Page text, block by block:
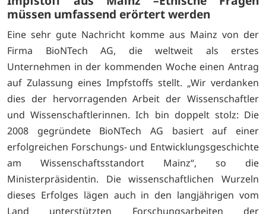
müssen umfassend erörtert werden
Eine sehr gute Nachricht komme aus Mainz von der
Firma BioNTech AG, die weltweit als erstes
Unternehmen in der kommenden Woche einen Antrag
auf Zulassung eines Impfstoffs stellt. „Wir verdanken
dies der hervorragenden Arbeit der Wissenschaftler
und Wissenschaftlerinnen. Ich bin doppelt stolz: Die
2008 gegründete BioNTech AG basiert auf einer
erfolgreichen Forschungs- und Entwicklungsgeschichte
am Wissenschaftsstandort Mainz“, so die
Ministerpräsidentin. Die wissenschaftlichen Wurzeln
dieses Erfolges lägen auch in den langjährigen vom
Land unterstützten Forschungsarbeiten der